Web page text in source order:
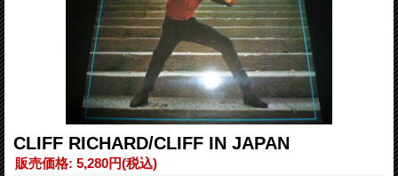
CLIFF RICHARD/CLIFF IN JAPAN
販売価格: 5,280円(税込)